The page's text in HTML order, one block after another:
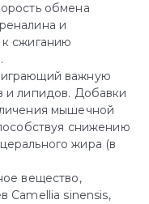
обмена
и
сжиганию
важную
и липидов. Добавки
мышечной
снижению
жира (в
вещество,
Camellia sinensis,